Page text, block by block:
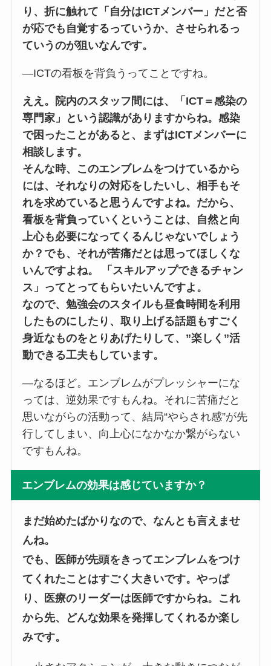
り、折に触れて「自分はICTメンバー」だと否
が応でも自覚するっていうか、させられるっ
ていうのが狙いなんです。
―ICTの看板を背負うってことですね。
ええ。院内のスタッフ間には、「ICT＝感染の
専門家」という認識がありますからね。感染
で困ったことがあると、まずはICTメンバーに
相談します。
そんな時、このエンブレムをつけているから
には、それなりの対応をしたいし、相手もそ
れを求めていると思うんですよね。だから、
看板を背負っていくということは、自然と向
上心も必要になってくるんじゃないでしょう
か？でも、それが苦痛だとは思ってほしくな
いんですよね。 「スキルアップできるチャン
ス」ってとってもらいたいんですよ。
なので、勉強会のスタイルも昼食時間を利用
したものにしたり、取り上げる話題もすごく
身近なものをとりあげたりして、”楽しく”活
動できる工夫もしています。
―なるほど。エンブレムがプレッシャーにな
っては、逆効果ですもんね。それに苦痛だと
思いながらの活動って、結局“やらされ感”が先
行してしまい、向上心になかなか繋がらない
ですもんね。
エンブレムの効果は感じていますか？
まだ始めたばかりなので、なんとも言えませ
んね。
でも、医師が先頭をきってエンブレムをつけ
てくれたことはすごく大きいです。やっぱ
り、医療のリーダーは医師ですからね。これ
から先、どんな効果を発揮してくれるか楽し
みです。